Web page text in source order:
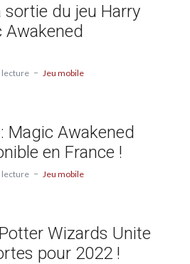
sortie du jeu Harry
Awakened
lecture Jeu mobile
Magic Awakened
en France !
lecture Jeu mobile
Wizards Unite
pour 2022 !